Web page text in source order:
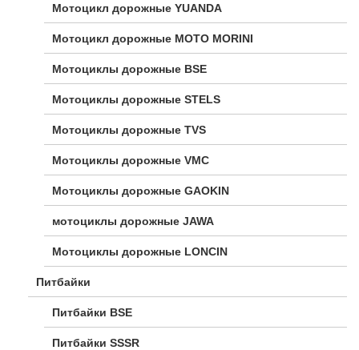
Мотоцикл дорожные YUANDA
Мотоцикл дорожные МОТО MORINI
Мотоциклы дорожные BSE
Мотоциклы дорожные STELS
Мотоциклы дорожные TVS
Мотоциклы дорожные VMC
Мотоциклы дорожные GAOKIN
мотоциклы дорожные JAWA
Мотоциклы дорожные LONCIN
Питбайки
Питбайки BSE
Питбайки SSSR